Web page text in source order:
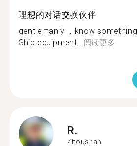
理想的对话交换伙伴
gentlemanly ，know
Ship equipment...阅读更多
R.
Zhoushan